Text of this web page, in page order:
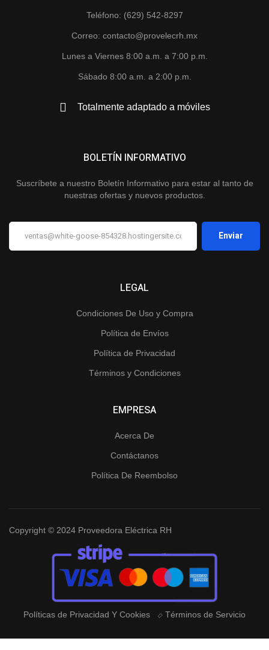
Teléfono: (629) 542-8297
Correo: contacto@provelecrh.mx
Lunes a Viernes 8:00 a.m. a 7:00 p.m.
Sábado 8:00 a.m. a 2:00 p.m.
Totalmente adaptado a móviles
LEGAL
Condiciones De Uso y Compra
Política de Envíos
Política de Privacidad
Términos y Condiciones
EMPRESA
Acerca De
Contáctanos
Política De Reembolso
BOLETÍN INFORMATIVO
Suscríbete a nuestro Boletín Informativo para estar al tanto de
nuestras ofertas y nuevos productos.
Copyright © 2024 Proveedora Eléctrica RH
Políticas de Privacidad Y Cookies Términos de Servicio